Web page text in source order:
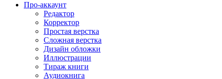
Про-аккаунт
Редактор
Корректор
Простая верстка
Сложная верстка
Дизайн обложки
Иллюстрации
Тираж книги
Аудиокнига